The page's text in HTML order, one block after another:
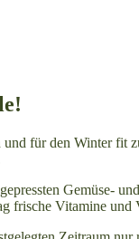
für den Winter
Gemüse-
frische Vitamine